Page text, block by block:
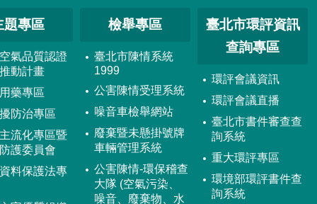
題專區
氣品質認證
動計畫
藥專區
防治專區
流化專區暨
護委員會
料保護法專
檢舉專區
臺北市陳情系統
1999
公害陳情受理系統
噪音車檢舉網站
廢棄暨未懸掛號牌
車輛管理系統
公害陳情-環保稽查
大隊 (空氣污染、
噪音、廢棄物、水
臺北市環評資訊
查詢專區
環評會議資訊
環評會議直播
臺北市書件審查查
詢系統
重大環評專區
環境部環評書件查
詢系統